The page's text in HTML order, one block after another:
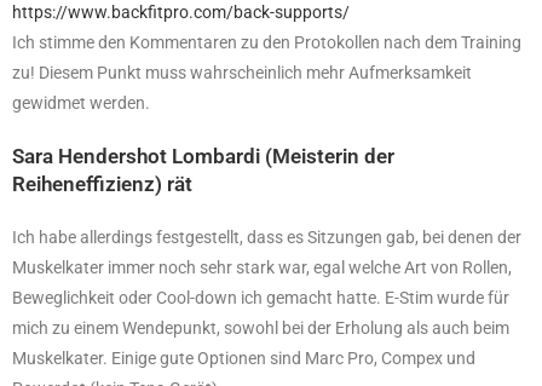
https://www.backfitpro.com/back-supports/
Ich stimme den Kommentaren zu den Protokollen nach dem Training
zu! Diesem Punkt muss wahrscheinlich mehr Aufmerksamkeit
gewidmet werden.
Sara Hendershot Lombardi (Meisterin der
Reiheneffizienz) rät
Ich habe allerdings festgestellt, dass es Sitzungen gab, bei denen der
Muskelkater immer noch sehr stark war, egal welche Art von Rollen,
Beweglichkeit oder Cool-down ich gemacht hatte. E-Stim wurde für
mich zu einem Wendepunkt, sowohl bei der Erholung als auch beim
Muskelkater. Einige gute Optionen sind Marc Pro, Compex und